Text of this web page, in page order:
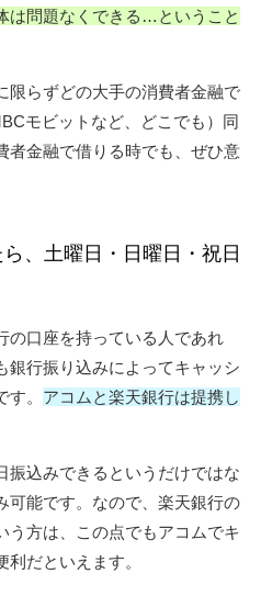
は問題なくできる…ということ
限らずどの大手の消費者金融で
モビットなど、どこでも）同
者金融で借りる時でも、ぜひ意
、土曜日・日曜日・祝日
の口座を持っている人であれ
銀行振り込みによってキャッシ
。 アコムと楽天銀行は提携し
振込みできるというだけではな
可能です。なので、楽天銀行の
う方は、この点でもアコムでキ
だといえます。